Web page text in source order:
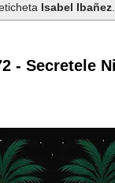
Isabel Ibañez.
- Secretele